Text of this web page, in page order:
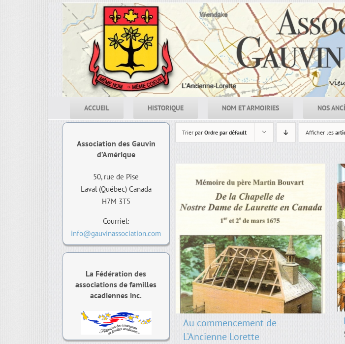
ACCUEIL HISTORIQUE NOM ET ARMOIRIES NOS
Trier par Ordre par défault Afficher les
Au commencement de
L’Ancienne Lorette
Association des Gauvin
d’Amérique
50, rue de Pise
Laval (Québec) Canada
H7M 3T5
Courriel:
info@gauvinassociation.com
La Fédération des
associations de familles
acadiennes inc.